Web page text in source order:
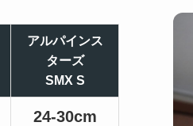
アルパインス
ターズ
SMX S
24-30cm